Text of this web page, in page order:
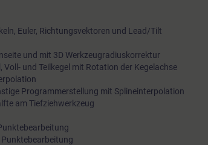
Euler, Richtungsvektoren und Lead/Tilt
und mit 3D Werkzeugradiuskorrektur
und Teilkegel mit Rotation der Kegelachse
Programmerstellung mit Splineinterpolation
am Tiefziehwerkzeug